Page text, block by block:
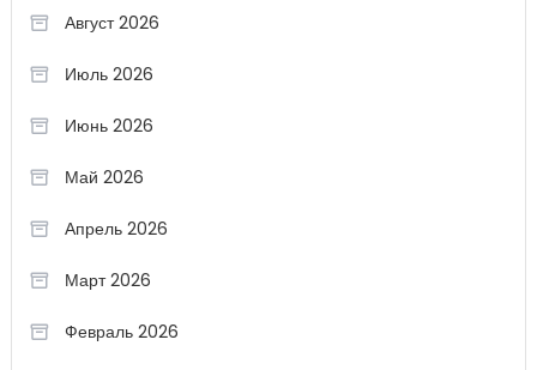
Август 2026
Июль 2026
Июнь 2026
Май 2026
Апрель 2026
Март 2026
Февраль 2026